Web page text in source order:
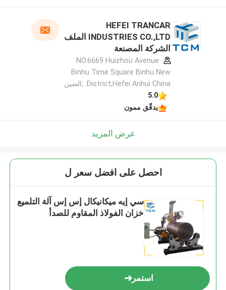
HEFEI TRANCAR
INDUSTRIES CO.,LTD الملف
الشركة المصنعة
NO.6669 Huizhou Avenue
Binhu Time Square Binhu New
District,Hefei Anhui China. ,الصين
5.0
يدقّق ممون
عرض المزيد
احصل على افضل سعر ل
سي إيه ميكانيكال إس إس آلة التلميع
خزان الفولاذ المقاوم للصدأ
استمر